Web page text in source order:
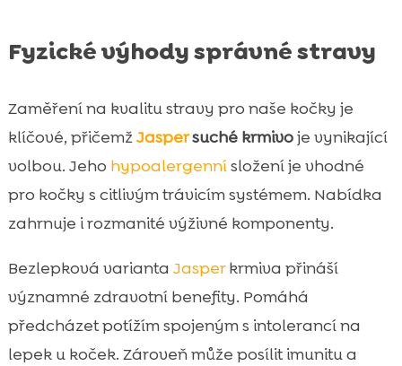
Fyzické výhody správné stravy
Zaměření na kvalitu stravy pro naše kočky je
klíčové, přičemžJaspersuché krmivoje vynikající
volbou. Jeho hypoalergennísložení je vhodné
pro kočky s citlivým trávicím systémem. Nabídka
zahrnuje i rozmanité výživné komponenty.
Bezlepková varianta Jasperkrmiva přináší
významné zdravotní benefity. Pomáhá
předcházet potížím spojeným s intolerancí na
lepek u koček. Zároveň může posílit imunitu a